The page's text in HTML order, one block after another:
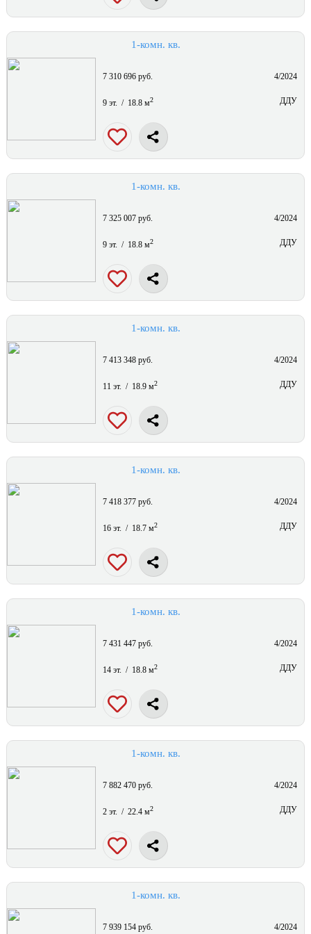
1-комн. кв.
7 310 696 руб. 4/2024
9 эт. / 18.8 м2 ДДУ
1-комн. кв.
7 325 007 руб. 4/2024
9 эт. / 18.8 м2 ДДУ
1-комн. кв.
7 413 348 руб. 4/2024
11 эт. / 18.9 м2 ДДУ
1-комн. кв.
7 418 377 руб. 4/2024
16 эт. / 18.7 м2 ДДУ
1-комн. кв.
7 431 447 руб. 4/2024
14 эт. / 18.8 м2 ДДУ
1-комн. кв.
7 882 470 руб. 4/2024
2 эт. / 22.4 м2 ДДУ
1-комн. кв.
7 939 154 руб. 4/2024